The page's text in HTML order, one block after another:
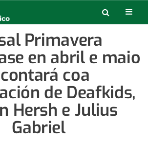
Primavera
en abril e maio
coa
de Deafkids,
Hersh e Julius
Gabriel